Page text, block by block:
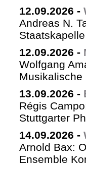
12.09.2026 -
Andreas N.
12.09.2026 -
Wolfgang
Musikalische
13.09.2026 -
Régis
Stuttgarter
14.09.2026 -
Arnold Bax:
Ensemble